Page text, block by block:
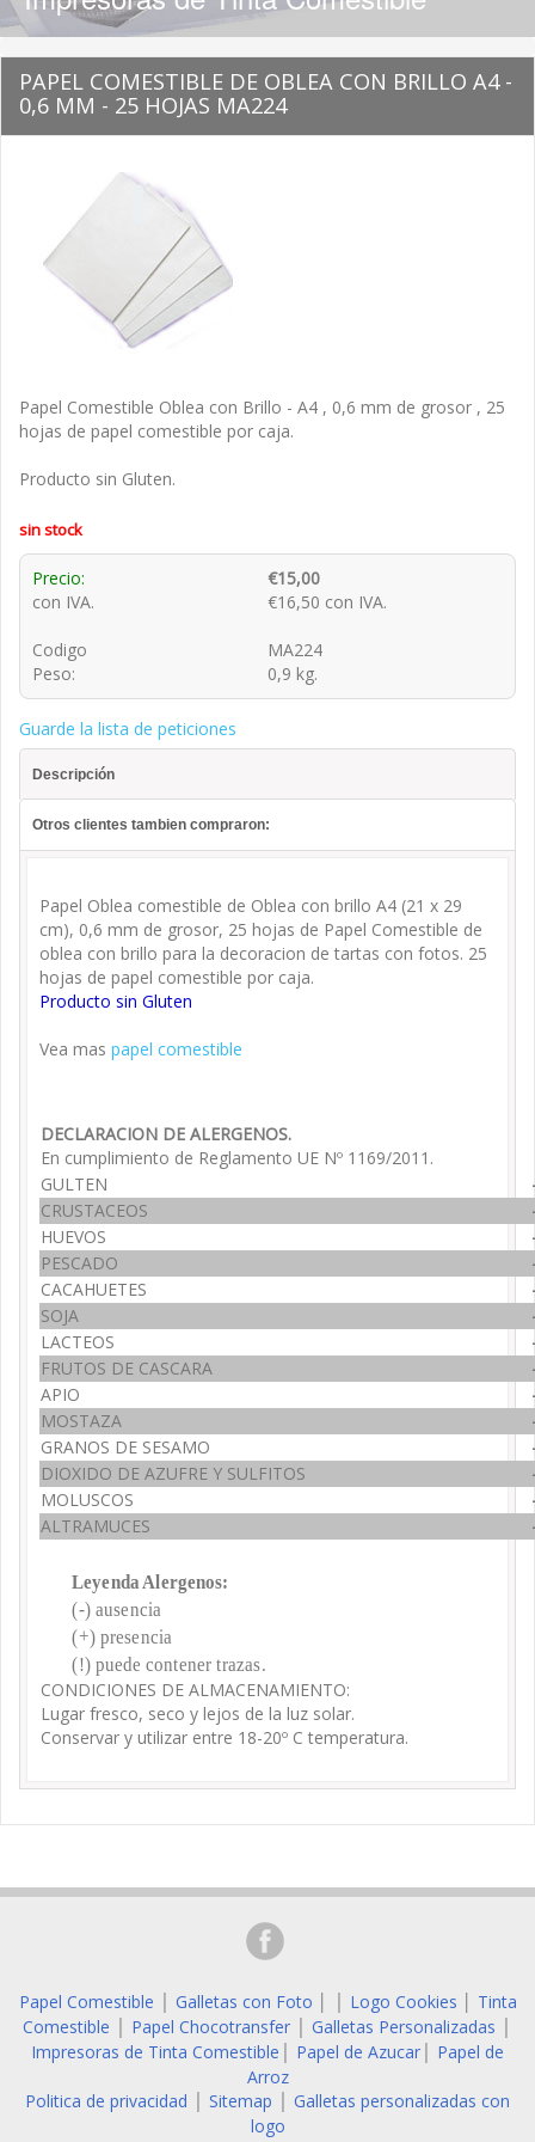
PAPEL COMESTIBLE DE OBLEA CON BRILLO A4 -
0,6 MM - 25 HOJAS MA224
Papel Comestible Oblea con Brillo - A4 , 0,6 mm de grosor , 25
hojas de papel comestible por caja.
Producto sin Gluten.
sin stock
Precio:
€15,00
con IVA.
€16,50 con IVA.
Codigo
MA224
Peso:
0,9 kg.
Guarde la lista de peticiones
Descripción
Otros clientes tambien compraron:
Papel Oblea comestible de Oblea con brillo A4 (21 x 29
cm), 0,6 mm de grosor, 25 hojas de Papel Comestible de
oblea con brillo para la decoracion de tartas con fotos. 25
hojas de papel comestible por caja.
Producto sin Gluten
Vea mas papel comestible
DECLARACION DE ALERGENOS.
En cumplimiento de Reglamento UE Nº 1169/2011.
GULTEN
CRUSTACEOS
HUEVOS
PESCADO
CACAHUETES
SOJA
LACTEOS
FRUTOS DE CASCARA
APIO
MOSTAZA
GRANOS DE SESAMO
DIOXIDO DE AZUFRE Y SULFITOS
MOLUSCOS
ALTRAMUCES
Leyenda Alergenos:
(-) ausencia
(+) presencia
(!) puede contener trazas.
CONDICIONES DE ALMACENAMIENTO:
Lugar fresco, seco y lejos de la luz solar.
Conservar y utilizar entre 18-20º C temperatura.
Papel Comestible Galletas con Foto Logo Cookies
Tinta
Comestible
Papel Chocotransfer Galletas Personalizadas
Impresoras de Tinta Comestible Papel de Azucar
Papel de
Arroz
Politica de privacidad
Sitemap
Galletas personalizadas con
logo